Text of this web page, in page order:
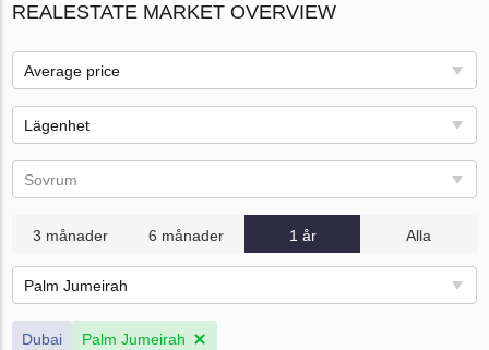
REALESTATE MARKET OVERVIEW
Average price
Lägenhet
Sovrum
3 månader 6 månader 1 år Alla
Palm Jumeirah
Dubai Palm Jumeirah